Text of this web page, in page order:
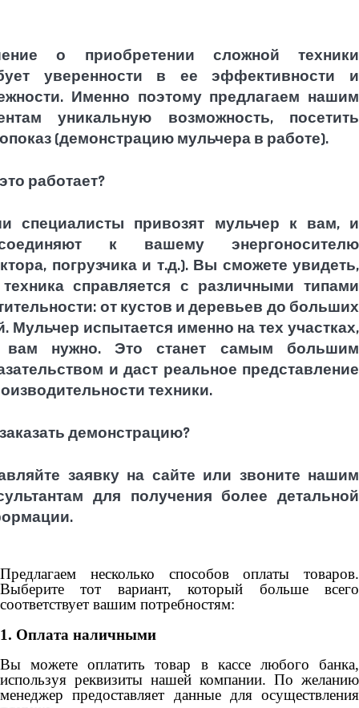
о приобретении сложной техники
уверенности в ее эффективности и
Именно поэтому предлагаем нашим
уникальную возможность, посетить
(демонстрацию мульчера в работе).
работает?
специалисты привозят мульчер к вам, и
к вашему энергоносителю
погрузчика и т.д.). Вы сможете увидеть,
справляется с различными типами
от кустов и деревьев до больших
Мульчер испытается именно на тех участках,
вам нужно. Это станет самым большим
и даст реальное представление
техники.
демонстрацию?
заявку на сайте или звоните нашим
для получения более детальной
Предлагаем несколько способов оплаты товаров.
Выберите тот вариант, который больше всего
соответствует вашим потребностям:
1. Оплата наличными
Вы можете оплатить товар в кассе любого банка,
используя реквизиты нашей компании. По желанию
менеджер предоставляет данные для осуществления